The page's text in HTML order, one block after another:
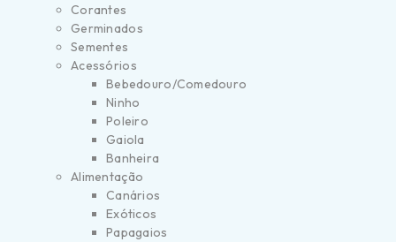
Corantes
Germinados
Sementes
Acessórios
Bebedouro/Comedouro
Ninho
Poleiro
Gaiola
Banheira
Alimentação
Canários
Exóticos
Papagaios